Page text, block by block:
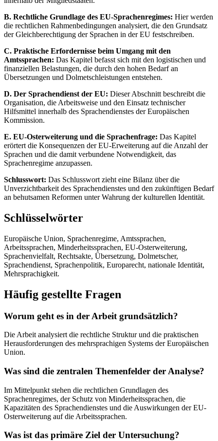
B. Rechtliche Grundlage des EU-Sprachenregimes: Hier werden
die rechtlichen Rahmenbedingungen analysiert, die den Grundsatz
der Gleichberechtigung der Sprachen in der EU festschreiben.
C. Praktische Erfordernisse beim Umgang mit den
Amtssprachen: Das Kapitel befasst sich mit den logistischen und
finanziellen Belastungen, die durch den hohen Bedarf an
Übersetzungen und Dolmetschleistungen entstehen.
D. Der Sprachendienst der EU: Dieser Abschnitt beschreibt die
Organisation, die Arbeitsweise und den Einsatz technischer
Hilfsmittel innerhalb des Sprachendienstes der Europäischen
Kommission.
E. EU-Osterweiterung und die Sprachenfrage: Das Kapitel
erörtert die Konsequenzen der EU-Erweiterung auf die Anzahl der
Sprachen und die damit verbundene Notwendigkeit, das
Sprachenregime anzupassen.
Schlusswort: Das Schlusswort zieht eine Bilanz über die
Unverzichtbarkeit des Sprachendienstes und den zukünftigen Bedarf
an behutsamen Reformen unter Wahrung der kulturellen Identität.
Schlüsselwörter
Europäische Union, Sprachenregime, Amtssprachen,
Arbeitssprachen, Minderheitssprachen, EU-Osterweiterung,
Sprachenvielfalt, Rechtsakte, Übersetzung, Dolmetscher,
Sprachendienst, Sprachenpolitik, Europarecht, nationale Identität,
Mehrsprachigkeit.
Häufig gestellte Fragen
Worum geht es in der Arbeit grundsätzlich?
Die Arbeit analysiert die rechtliche Struktur und die praktischen
Herausforderungen des mehrsprachigen Systems der Europäischen
Union.
Was sind die zentralen Themenfelder der Analyse?
Im Mittelpunkt stehen die rechtlichen Grundlagen des
Sprachenregimes, der Schutz von Minderheitssprachen, die
Kapazitäten des Sprachendienstes und die Auswirkungen der EU-
Osterweiterung auf die Arbeitssprachen.
Was ist das primäre Ziel der Untersuchung?